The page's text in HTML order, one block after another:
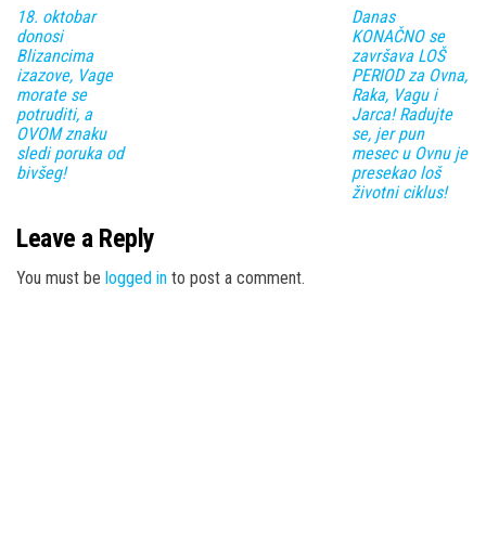
18. oktobar
donosi
Blizancima
izazove, Vage
morate se
potruditi, a
OVOM znaku
sledi poruka od
bivšeg!
Danas
KONAČNO se
završava LOŠ
PERIOD za Ovna,
Raka, Vagu i
Jarca! Radujte
se, jer pun
mesec u Ovnu je
presekao loš
životni ciklus!
Leave a Reply
You must be logged in to post a comment.